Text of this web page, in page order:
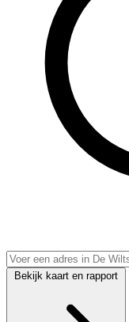
Bekijk kaart en rapport